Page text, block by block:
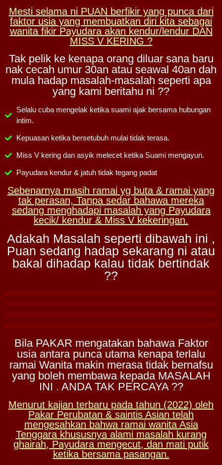
Mesti selama ni PUAN berfikir yang punca dari
faktor usia yang membuatkan diri kita sebagai
wanita fikir Payudara akan kendur/lendur DAN
MISS V KERING ?
Tak pelik ke kenapa orang diluar sana baru
nak cecah umur 30an atau seawal 40an dah
mula hadap masalah-masalah seperti apa
yang kami beritahu ni ??
Selalu cuba mengelak ketika suami ajak bersama hubungan
intim.
Kepuasan ketika bersetubuh mulai tidak terasa.
Miss V kering dan asyik melecet ketika Suami mengayun.
Payudara kendur & jatuh tidak tegang padat
Sebenarnya masih ramai yg buta & ramai yang
tak perasan, Tanpa sedar bahawa mereka
sedang menghadapi masalah yang Payudara
kecik/ kendur & Miss V kekeringan.
Adakah Masalah seperti dibawah ini ,
Puan sedang hadap sekarang ni atau
bakal dihadap kalau tidak bertindak
??
Bila PAKAR mengatakan bahawa Faktor
usia antara punca utama kenapa terlalu
ramai Wanita makin merasa tidak bernafsu
yang boleh membawa kepada MASALAH
INI . ANDA TAK PERCAYA ??
Menurut kajian terbaru pada tahun (2022) oleh
Pakar Perubatan & saintis Asian telah
mengesahkan bahwa ramai wanita Asia
Tenggara khususnya alami masalah kurang
ghairah, Payudara mengecut, dan mati putik
ketika bersama pasangan.